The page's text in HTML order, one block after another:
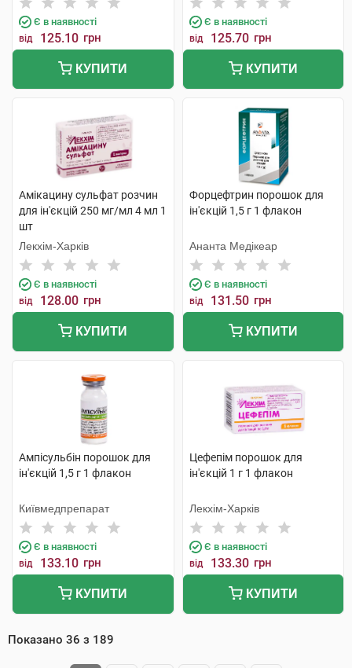
Є в наявності
від 125.10 грн
КУПИТИ
Є в наявності
від 125.70 грн
КУПИТИ
Амікацину сульфат розчин
для ін'єкцій 250 мг/мл 4 мл 1
шт
Лекхім-Харків
Є в наявності
від 128.00 грн
КУПИТИ
Форцефтрин порошок для
ін'єкцій 1,5 г 1 флакон
Ананта Медікеар
Є в наявності
від 131.50 грн
КУПИТИ
Ампісульбін порошок для
ін'єкцій 1,5 г 1 флакон
Київмедпрепарат
Є в наявності
від 133.10 грн
КУПИТИ
Цефепім порошок для
ін'єкцій 1 г 1 флакон
Лекхім-Харків
Є в наявності
від 133.30 грн
КУПИТИ
Показано 36 з 189